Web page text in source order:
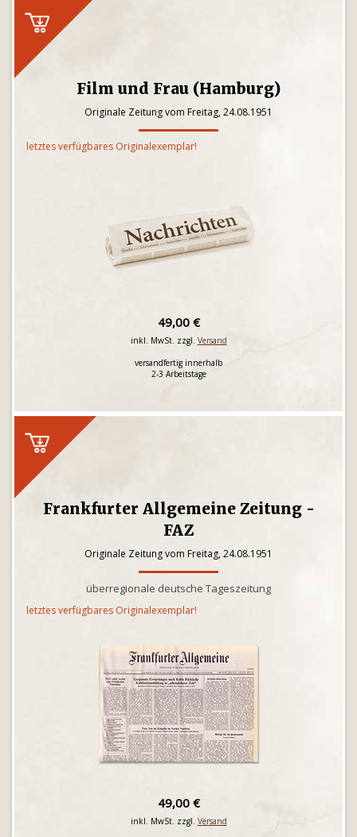
Film und Frau (Hamburg)
Originale Zeitung vom Freitag, 24.08.1951
letztes verfügbares Originalexemplar!
49,00 €
inkl. MwSt. zzgl. Versand
versandfertig innerhalb
2-3 Arbeitstage
Frankfurter Allgemeine Zeitung -
FAZ
Originale Zeitung vom Freitag, 24.08.1951
überregionale deutsche Tageszeitung
letztes verfügbares Originalexemplar!
49,00 €
inkl. MwSt. zzgl. Versand